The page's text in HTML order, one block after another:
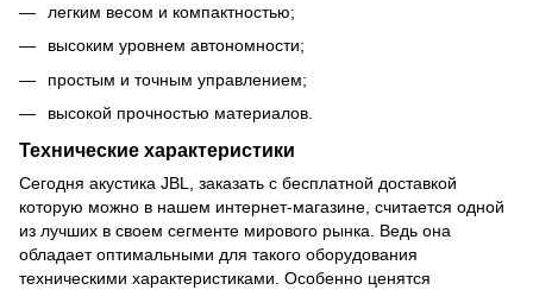
легким весом и компактностью;
высоким уровнем автономности;
простым и точным управлением;
высокой прочностью материалов.
Технические характеристики
Сегодня акустика JBL, заказать с бесплатной доставкой
которую можно в нашем интернет-магазине, считается одной
из лучших в своем сегменте мирового рынка. Ведь она
обладает оптимальными для такого оборудования
техническими характеристиками. Особенно ценятся